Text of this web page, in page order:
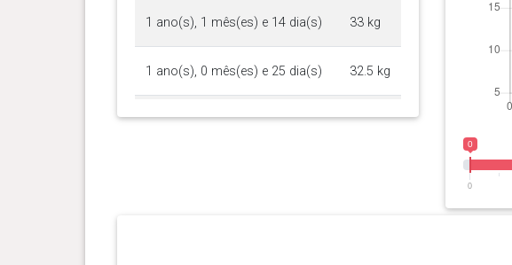
1 ano(s), 1 mês(es) e 14 dia(s) 33 kg
1 ano(s), 0 mês(es) e 25 dia(s) 32.5 kg
0 ano(s), 11 mês(es) e 10
32.2 kg
0
0